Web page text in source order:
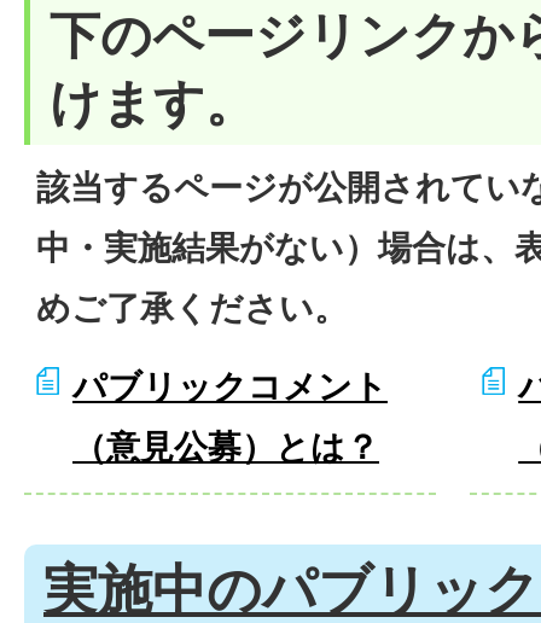
下のページリンクか
けます。
該当するページが公開されてい
中・実施結果がない）場合は、
めご了承ください。
パブリックコメント
（意見公募）とは？
実施中のパブリッ